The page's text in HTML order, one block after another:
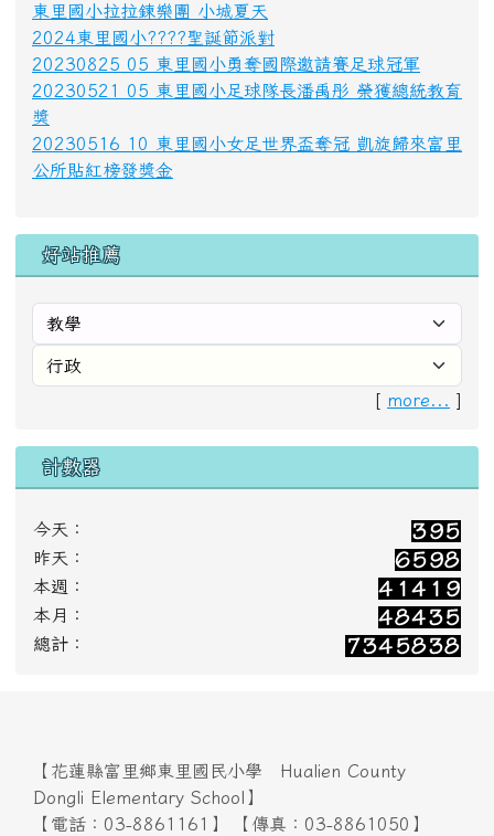
東里國小拉拉鍊樂團 小城夏天
2024東里國小????聖誕節派對
20230825 05 東里國小勇奪國際邀請賽足球冠軍
20230521 05 東里國小足球隊長潘禹彤 榮獲總統教育
獎
20230516 10 東里國小女足世界盃奪冠 凱旋歸來富里
公所貼紅榜發獎金
好站推薦
[ more... ]
計數器
今天：
昨天：
本週：
本月：
總計：
【花蓮縣富里鄉東里國民小學 Hualien County
Dongli Elementary School】
【電話：03-8861161】 【傳真：03-8861050】